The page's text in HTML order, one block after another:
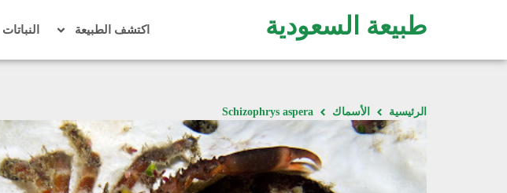
طبيعة السعودية اكتشف الطبيعة النباتات
الرئيسية الأسماك Schizophrys aspera